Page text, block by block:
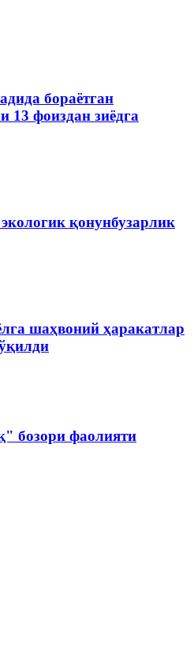
бораётган
13 фоиздан зиёдга
қонунбузарлик
шаҳвоний ҳаракатлар
бозори фаолияти